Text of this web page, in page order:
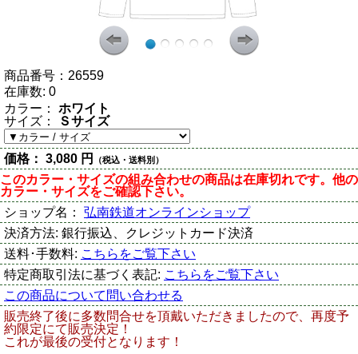
商品番号： 26559
在庫数: 0
カラー：
ホワイト
サイズ：
Ｓサイズ
価格： 3,080 円 （税込・送料別）
このカラー・サイズの組み合わせの商品は在庫切れです。他の
カラー・サイズをご確認下さい。
ショップ名： 弘南鉄道オンラインショップ
決済方法: 銀行振込、クレジットカード決済
送料･手数料: こちらをご覧下さい
特定商取引法に基づく表記: こちらをご覧下さい
この商品について問い合わせる
販売終了後に多数問合せを頂戴いただきましたので、再度予
約限定にて販売決定！
これが最後の受付となります！